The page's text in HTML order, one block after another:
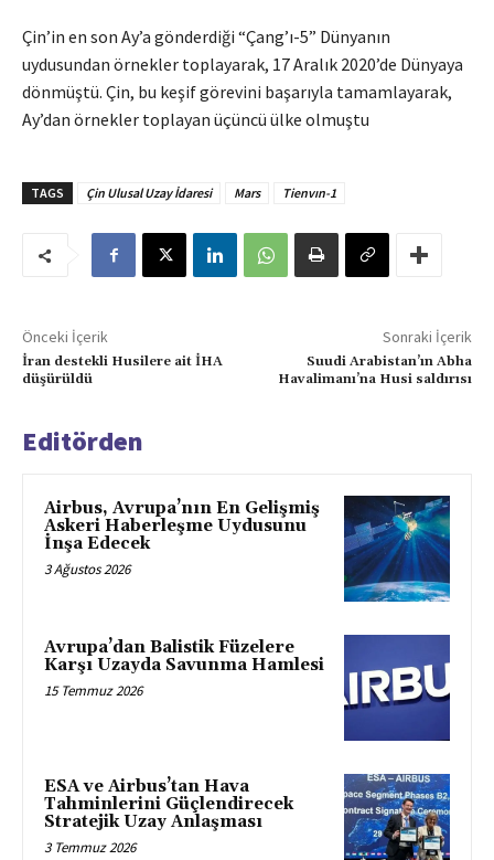
Çin’in en son Ay’a gönderdiği “Çang’ı-5” Dünyanın
uydusundan örnekler toplayarak, 17 Aralık 2020’de Dünyaya
dönmüştü. Çin, bu keşif görevini başarıyla tamamlayarak,
Ay’dan örnekler toplayan üçüncü ülke olmuştu
TAGS Çin Ulusal Uzay İdaresi Mars Tienvın-1
Önceki İçerik
İran destekli Husilere ait İHA
düşürüldü
Sonraki İçerik
Suudi Arabistan’ın Abha
Havalimanı’na Husi saldırısı
Editörden
Airbus, Avrupa’nın En Gelişmiş
Askeri Haberleşme Uydusunu
İnşa Edecek
3 Ağustos 2026
Avrupa’dan Balistik Füzelere
Karşı Uzayda Savunma Hamlesi
15 Temmuz 2026
ESA ve Airbus’tan Hava
Tahminlerini Güçlendirecek
Stratejik Uzay Anlaşması
3 Temmuz 2026